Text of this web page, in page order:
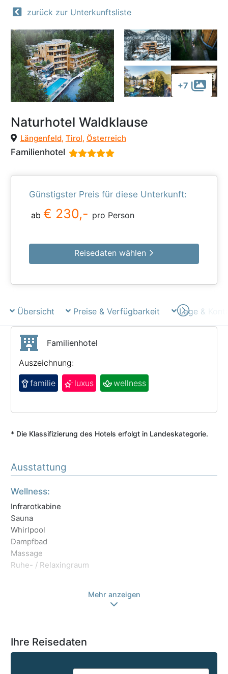
zurück zur Unterkunftsliste
+7
Naturhotel Waldklause
Längenfeld, Tirol, Österreich
Familienhotel
Günstigster Preis für diese Unterkunft:
ab € 230,- pro Person
Reisedaten wählen
Übersicht Preise & Verfügbarkeit Lage &
Familienhotel
Auszeichnung:
familie
luxus wellness
* Die Klassifizierung des Hotels erfolgt in Landeskategorie.
Ausstattung
Wellness:
Infrarotkabine
Sauna
Whirlpool
Dampfbad
Massage
Ruhe- / Relaxingraum
Mehr anzeigen
Ihre Reisedaten